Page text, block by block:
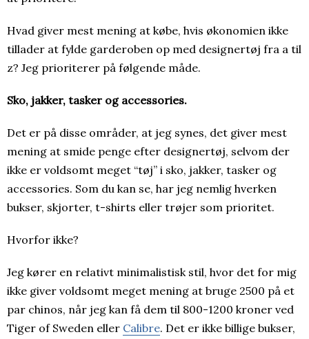
Hvad giver mest mening at købe, hvis økonomien ikke
tillader at fylde garderoben op med designertøj fra a til
z? Jeg prioriterer på følgende måde.
Sko, jakker, tasker og accessories.
Det er på disse områder, at jeg synes, det giver mest
mening at smide penge efter designertøj, selvom der
ikke er voldsomt meget “tøj” i sko, jakker, tasker og
accessories. Som du kan se, har jeg nemlig hverken
bukser, skjorter, t-shirts eller trøjer som prioritet.
Hvorfor ikke?
Jeg kører en relativt minimalistisk stil, hvor det for mig
ikke giver voldsomt meget mening at bruge 2500 på et
par chinos, når jeg kan få dem til 800-1200 kroner ved
Tiger of Sweden eller Calibre. Det er ikke billige bukser,